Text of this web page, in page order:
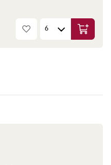
In den